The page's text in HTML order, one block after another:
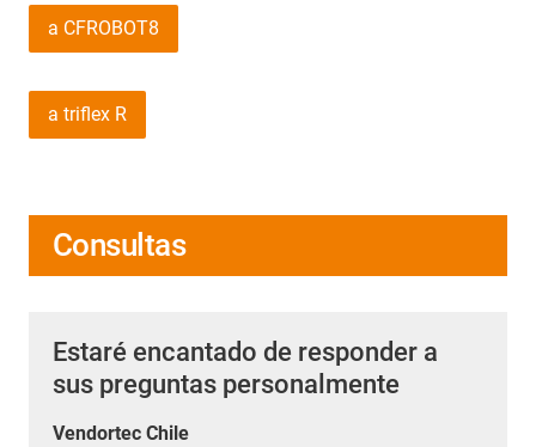
a CFROBOT8
a triflex R
Consultas
Estaré encantado de responder a
sus preguntas personalmente
Vendortec Chile